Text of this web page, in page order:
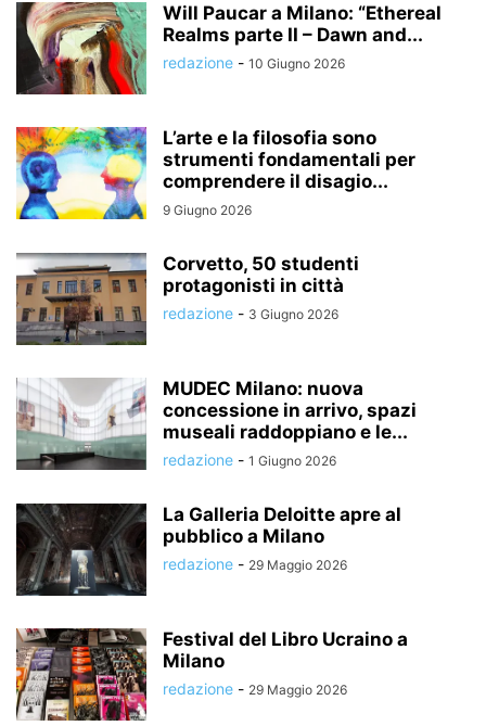
Will Paucar a Milano: “Ethereal
Realms parte II – Dawn and...
redazione - 10 Giugno 2026
L’arte e la filosofia sono
strumenti fondamentali per
comprendere il disagio...
9 Giugno 2026
Corvetto, 50 studenti
protagonisti in città
redazione - 3 Giugno 2026
MUDEC Milano: nuova
concessione in arrivo, spazi
museali raddoppiano e le...
redazione - 1 Giugno 2026
La Galleria Deloitte apre al
pubblico a Milano
redazione - 29 Maggio 2026
Festival del Libro Ucraino a
Milano
redazione - 29 Maggio 2026